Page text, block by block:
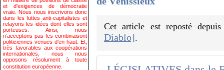
et d'exigences de démocratie
vraie. Nous nous inscrivons donc
dans les luttes anti-capitalistes et
relayons les idées dont elles sont
porteuses. Ainsi, nous
n'acceptons pas les combinaisont
politiciennes venues d'en-haut. Et,
très favorables aux coopérations
internationales, nous nous
opposons résolument à toute
constitution européenne.
Cet article est reposté
Diablo].